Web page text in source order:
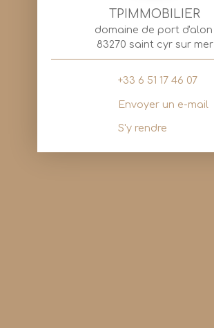
TPIMMOBILIER
domaine de port d'alon
83270 saint cyr sur mer
+33 6 51 17 46 07
Envoyer un e-mail
S'y rendre